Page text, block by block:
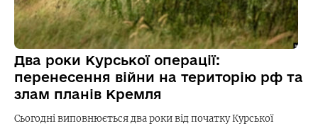
Два роки Курської операції:
перенесення війни на територію рф та
злам планів Кремля
Сьогодні виповнюється два роки від початку Курської